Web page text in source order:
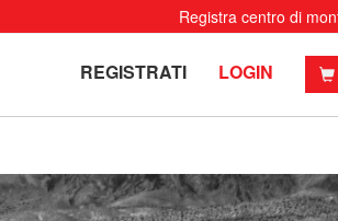
Registra centro di
REGISTRATI LOGIN